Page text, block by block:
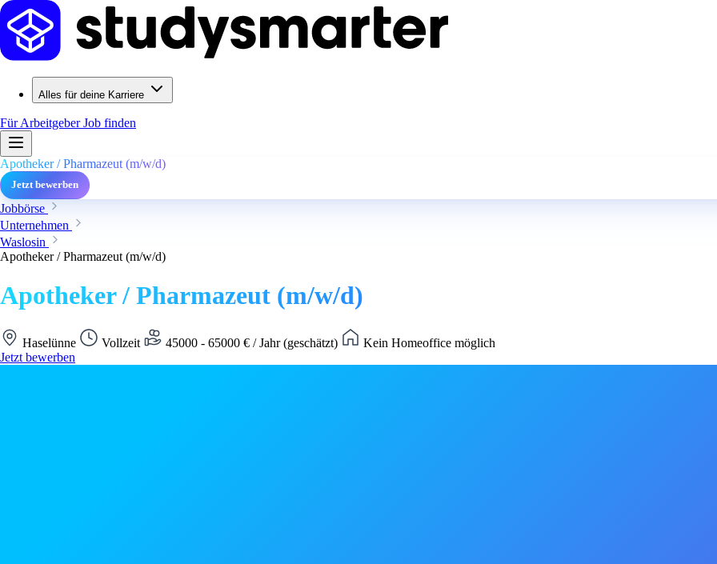
Alles für deine Karriere
Für ArbeitgeberJob finden
Apotheker / Pharmazeut (m/w/d)
Jetzt bewerben
Jobbörse
Unternehmen
Waslosin
Apotheker / Pharmazeut (m/w/d)
Apotheker / Pharmazeut (m/w/d)
Haselünne Vollzeit 45000 - 65000 € / Jahr (geschätzt)
Kein Homeoffice möglich
Jetzt bewerben